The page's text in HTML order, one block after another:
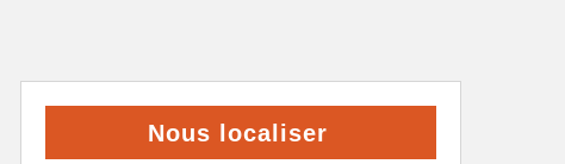
Nous localiser